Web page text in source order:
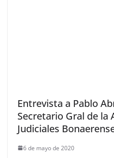
Entrevista a Pablo
Secretario Gral de la
Judiciales
6 de mayo de 2020